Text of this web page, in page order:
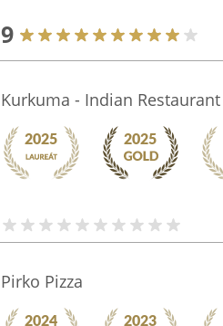
9
Kurkuma - Indian Restaurant
Pirko Pizza